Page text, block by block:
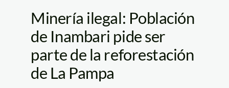
Minería ilegal: Población
de Inambari pide ser
parte de la reforestación
de La Pampa